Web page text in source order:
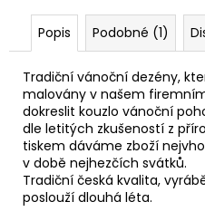
Popis Podobné (1)
Tradiční vánoční dezény,
malovány v našem
dokreslit kouzlo vánoční
dle letitých zkušeností z
tiskem dáváme zboží
v době nejhezčích svátků.
Tradiční česká kvalita,
poslouží dlouhá léta.